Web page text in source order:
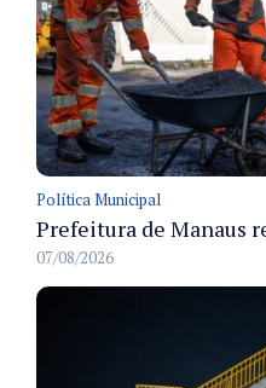
Política Municipal
07/08/2026